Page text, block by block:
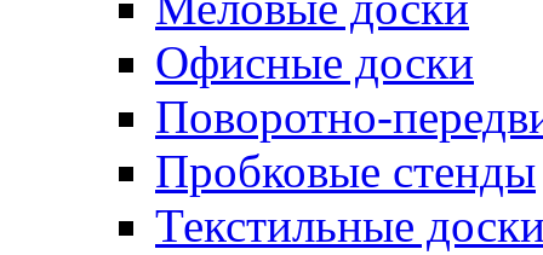
Офисные доски
Поворотно-
Пробковые стенды
Текстильные